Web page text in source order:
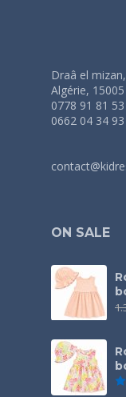
Draâ el
Algérie, 15005
0778 91 81 53
0662 04 34 93
ON SALE